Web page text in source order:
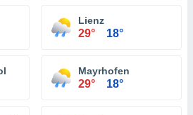
Lienz
29° 18°
Mayrhofen
29° 18°